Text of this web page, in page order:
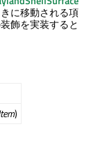
に移動される項
飾を実装すると
)